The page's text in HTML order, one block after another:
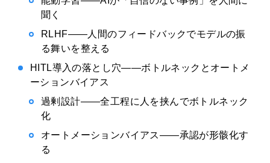
聞く
RLHF——人間のフィードバックでモデルの振
る舞いを整える
HITL導入の落とし穴——ボトルネックとオートメ
ーションバイアス
過剰設計——全工程に人を挟んでボトルネック
化
オートメーションバイアス——承認が形骸化す
る